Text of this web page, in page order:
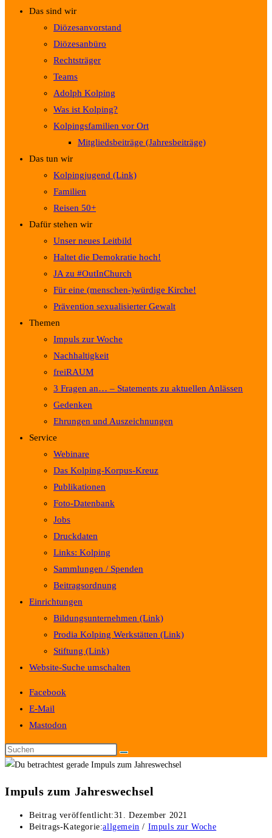
Das sind wir
Diözesanvorstand
Diözesanbüro
Rechtsträger
Teams
Adolph Kolping
Was ist Kolping?
Kolpingsfamilien vor Ort
Mitgliedsbeiträge (Jahresbeiträge)
Das tun wir
Kolpingjugend (Link)
Familien
Reisen 50+
Dafür stehen wir
Unser neues Leitbild
Haltet die Demokratie hoch!
JA zu #OutInChurch
Für eine (menschen-)würdige Kirche!
Prävention sexualisierter Gewalt
Themen
Impuls zur Woche
Nachhaltigkeit
freiRAUM
3 Fragen an… – Statements zu aktuellen Anlässen
Gedenken
Ehrungen und Auszeichnungen
Service
Webinare
Das Kolping-Korpus-Kreuz
Publikationen
Foto-Datenbank
Jobs
Druckdaten
Links: Kolping
Sammlungen / Spenden
Beitragsordnung
Einrichtungen
Bildungsunternehmen (Link)
Prodia Kolping Werkstätten (Link)
Stiftung (Link)
Website-Suche umschalten
Facebook
E-Mail
Mastodon
Impuls zum Jahreswechsel
Beitrag veröffentlicht:31. Dezember 2021
Beitrags-Kategorie:allgemein / Impuls zur Woche